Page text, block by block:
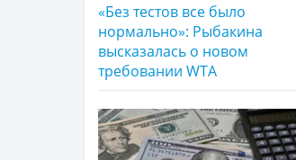
«Без тестов все было
нормально»: Рыбакина
высказалась о новом
требовании WTA